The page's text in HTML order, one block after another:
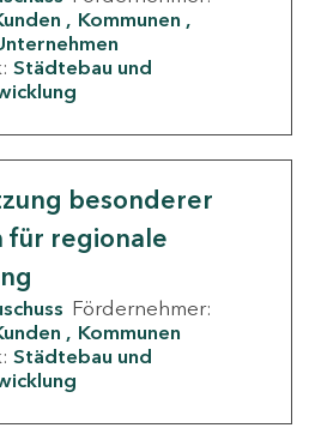
Kommunen
Städtebau und
besonderer
für regionale
Fördernehmer:
Kommunen
Städtebau und